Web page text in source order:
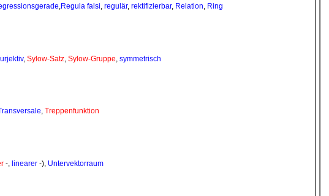
,Regula falsi, regulär, rektifizierbar, Relation, Ring
, Sylow-Satz Sylow-Gruppe symmetrisch
, Treppenfunktion
-, linearer -), Untervektorraum